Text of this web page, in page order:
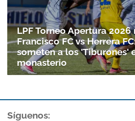
LPF Torneo Apertura
Francisco FC vs Herrera
someten a los 'Tiburones'
monasterio
Síguenos: